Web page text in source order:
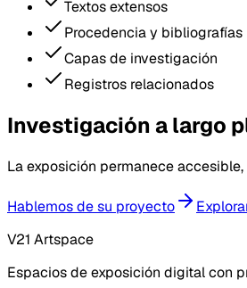
Textos extensos
Procedencia y bibliografías
Capas de investigación
Registros relacionados
Investigación a largo
La exposición permanece
Hablemos de su proyecto
V21 Artspace
Espacios de exposición digital con